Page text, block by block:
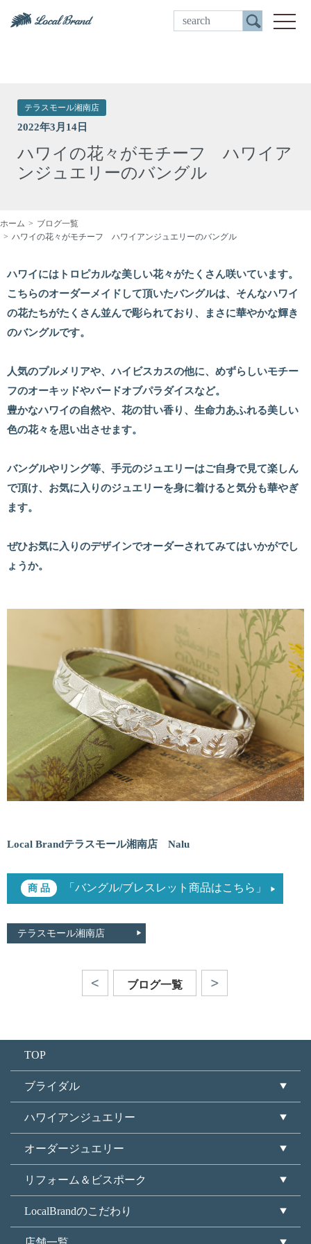
ご来店予約
テラスモール湘南店
2022年3月14日
ハワイの花々がモチーフ ハワイア
ンジュエリーのバングル
ホーム
ブログ一覧
ハワイの花々がモチーフ ハワイアンジュエリーのバングル
ハワイにはトロピカルな美しい花々がたくさん咲いています。
こちらのオーダーメイドして頂いたバングルは、そんなハワイ
の花たちがたくさん並んで彫られており、まさに華やかな輝き
のバングルです。
人気のプルメリアや、ハイビスカスの他に、めずらしいモチー
フのオーキッドやバードオブパラダイスなど。
豊かなハワイの自然や、花の甘い香り、生命力あふれる美しい
色の花々を思い出させます。
バングルやリング等、手元のジュエリーはご自身で見て楽しん
で頂け、お気に入りのジュエリーを身に着けると気分も華やぎ
ます。
ぜひお気に入りのデザインでオーダーされてみてはいかがでし
ょうか。
Local Brandテラスモール湘南店 Nalu
「バングル/ブレスレット商品はこちら」
テラスモール湘南店
ブログ一覧
TOP
ブライダル
ハワイアンジュエリー
オーダージュエリー
リフォーム＆ビスポーク
LocalBrandのこだわり